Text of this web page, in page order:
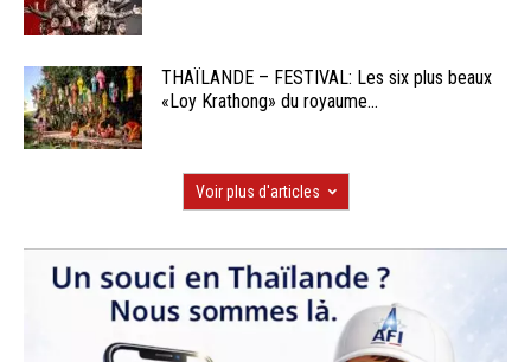
THAÏLANDE – FESTIVAL: Les six plus beaux
«Loy Krathong» du royaume...
Voir plus d'articles